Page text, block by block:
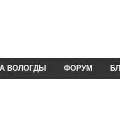
ВОЛОГДЫ ФОРУМ